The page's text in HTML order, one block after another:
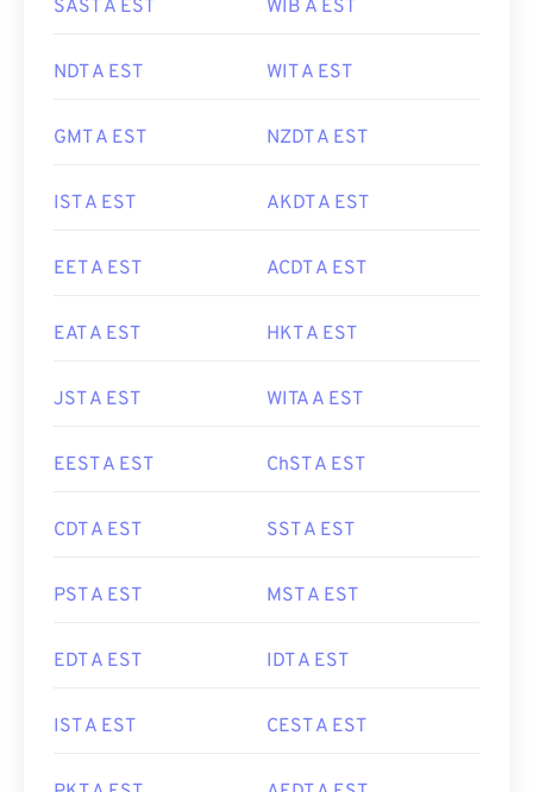
SAST A EST WIB A EST
NDT A EST WIT A EST
GMT A EST NZDT A EST
IST A EST AKDT A EST
EET A EST ACDT A EST
EAT A EST HKT A EST
JST A EST WITA A EST
EEST A EST ChST A EST
CDT A EST SST A EST
PST A EST MST A EST
EDT A EST IDT A EST
IST A EST CEST A EST